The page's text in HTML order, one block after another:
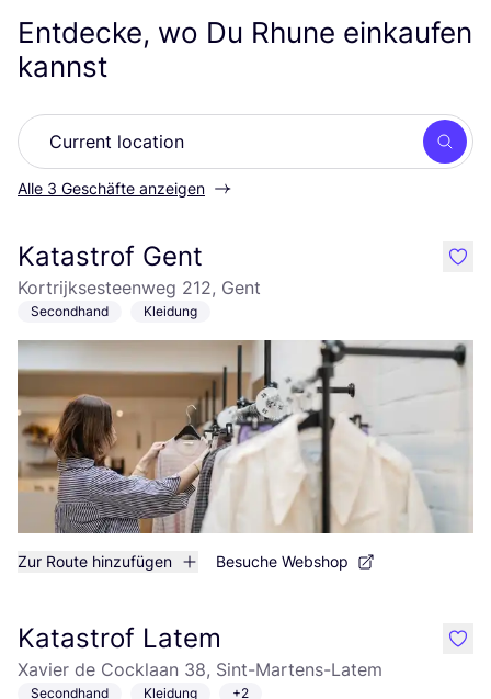
Entdecke, wo Du Rhune einkaufen
kannst
Alle 3 Geschäfte anzeigen
Katastrof Gent
Kortrijksesteenweg 212, Gent
Secondhand Kleidung
Zur Route hinzufügen Besuche Webshop
like
Katastrof Latem
Xavier de Cocklaan 38, Sint-Martens-Latem
Secondhand Kleidung +2
like